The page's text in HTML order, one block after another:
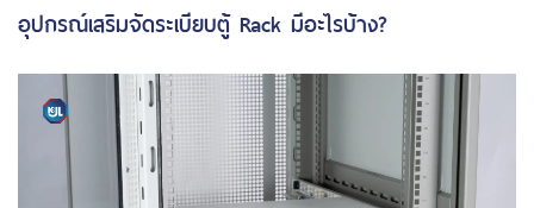
อุปกรณ์เสริมจัดระเบียบตู้ Rack มีอะไรบ้าง?